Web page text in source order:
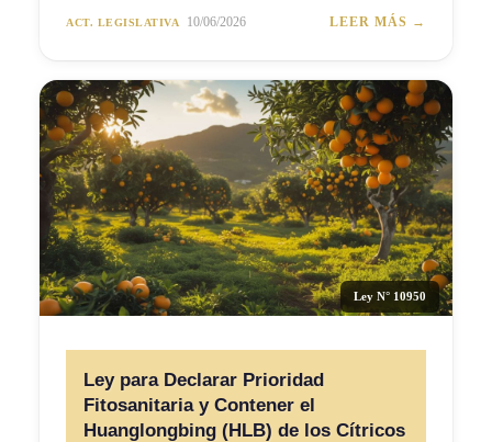
ACT. LEGISLATIVA 10/06/2026 LEER MÁS →
Ley N° 10950
Ley para Declarar Prioridad
Fitosanitaria y Contener el
Huanglongbing (HLB) de los Cítricos